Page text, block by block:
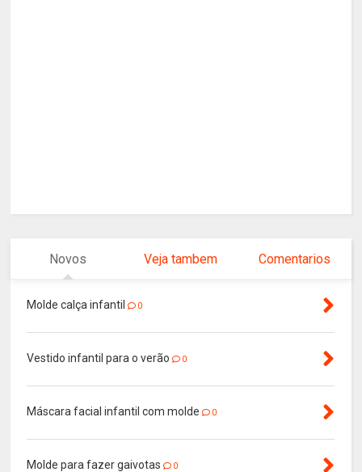
Novos Veja tambem Comentarios
Molde calça infantil 0
Vestido infantil para o verão 0
Máscara facial infantil com molde 0
Molde para fazer gaivotas 0